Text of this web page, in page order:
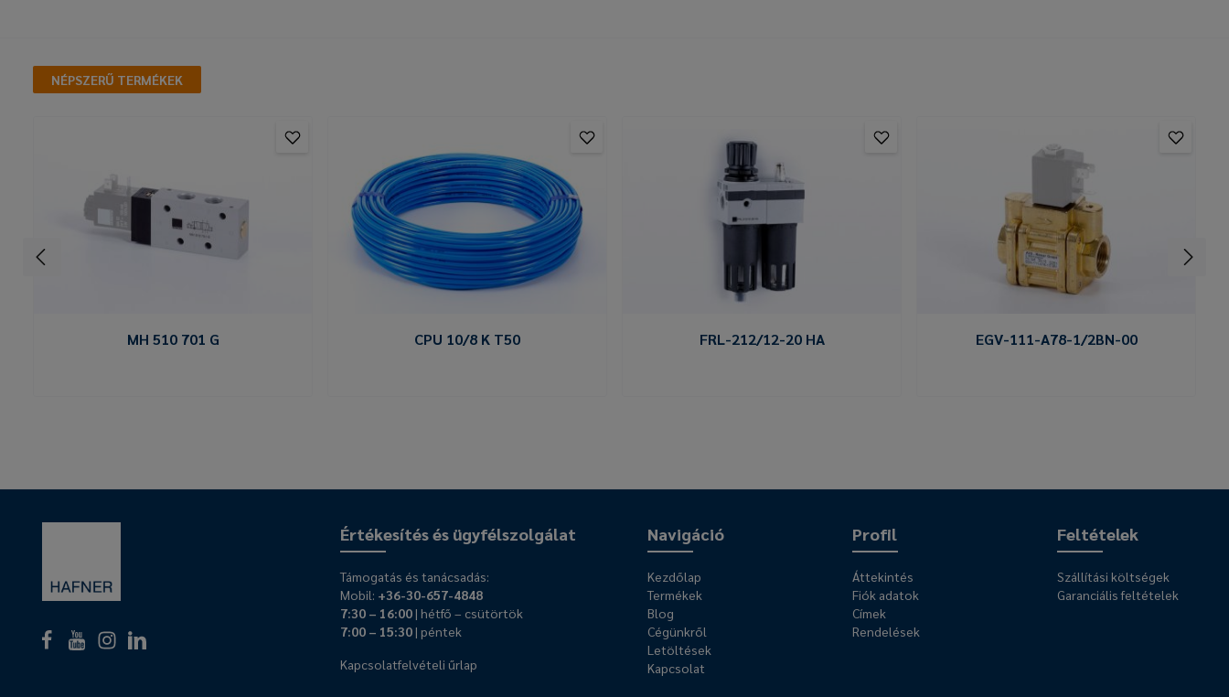
NÉPSZERŰ TERMÉKEK
MH 510 701 G CPU 10/8 K T50 FRL-212/12-20 HA EGV-111-A78-1/2BN-00
Navigáció
Kezdőlap
Termékek
Blog
Cégünkről
Letöltések
Kapcsolat
Profil
Áttekintés
Fiók adatok
Címek
Rendelések
Feltételek
Szállítási költségek
Garanciális feltételek
Értékesítés és ügyfélszolgálat
Támogatás és tanácsadás:
Mobil: +36-30-657-4848
7:30 – 16:00| hétfő – csütörtök
7:00 – 15:30| péntek
Kapcsolatfelvételi űrlap